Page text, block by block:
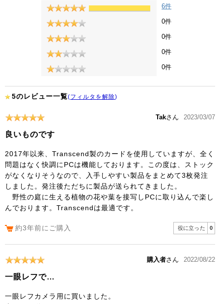
6件
0件
0件
0件
0件
5のレビュー一覧(フィルタを解除)
Takさん 2023/03/07
良いものです
2017年以来、Transcend製のカードを使用していますが、全く
問題はなく快調にPCは機能しております。この度は、ストック
がなくなりそうなので、入手しやすい製品をまとめて3枚発注
しました。発注後ただちに製品が送られてきました。
野性の庭に生える植物の花や葉を接写しPCに取り込んで楽し
んでおります。Transcendは最適です。
約3年前にご購入 役に立った 0
購入者さん 2022/08/22
一眼レフで…
一眼レフカメラ用に買いました。